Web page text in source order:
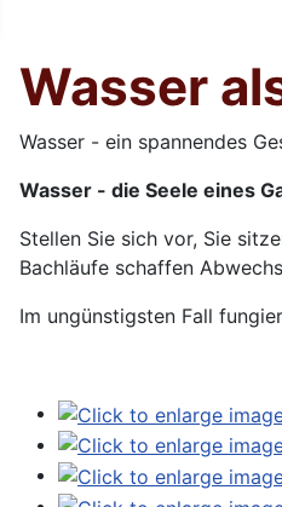
Wasser
Wasser - ein spannendes
Wasser - die Seele eines
Stellen Sie sich vor, Sie
Bachläufe schaffen
Im ungünstigsten Fall